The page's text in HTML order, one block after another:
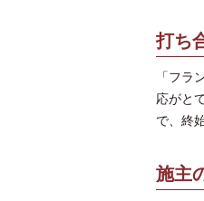
打ち
「フラ
応がと
で、終
施主